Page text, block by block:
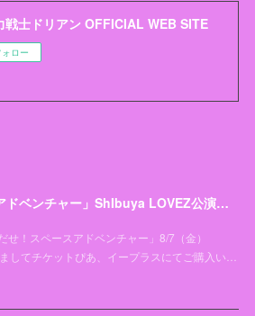
戦士ドリアン OFFICIAL WEB SITE
ォロー
「とびだせ！スペースアドベンチャー」ShIbuya LOVEZ公演チケットお引き取り開始日変更のお知らせとお詫び
せ！スペースアドベンチャー」8/7（金）
してチケットぴあ、イープラスにてご購入い…